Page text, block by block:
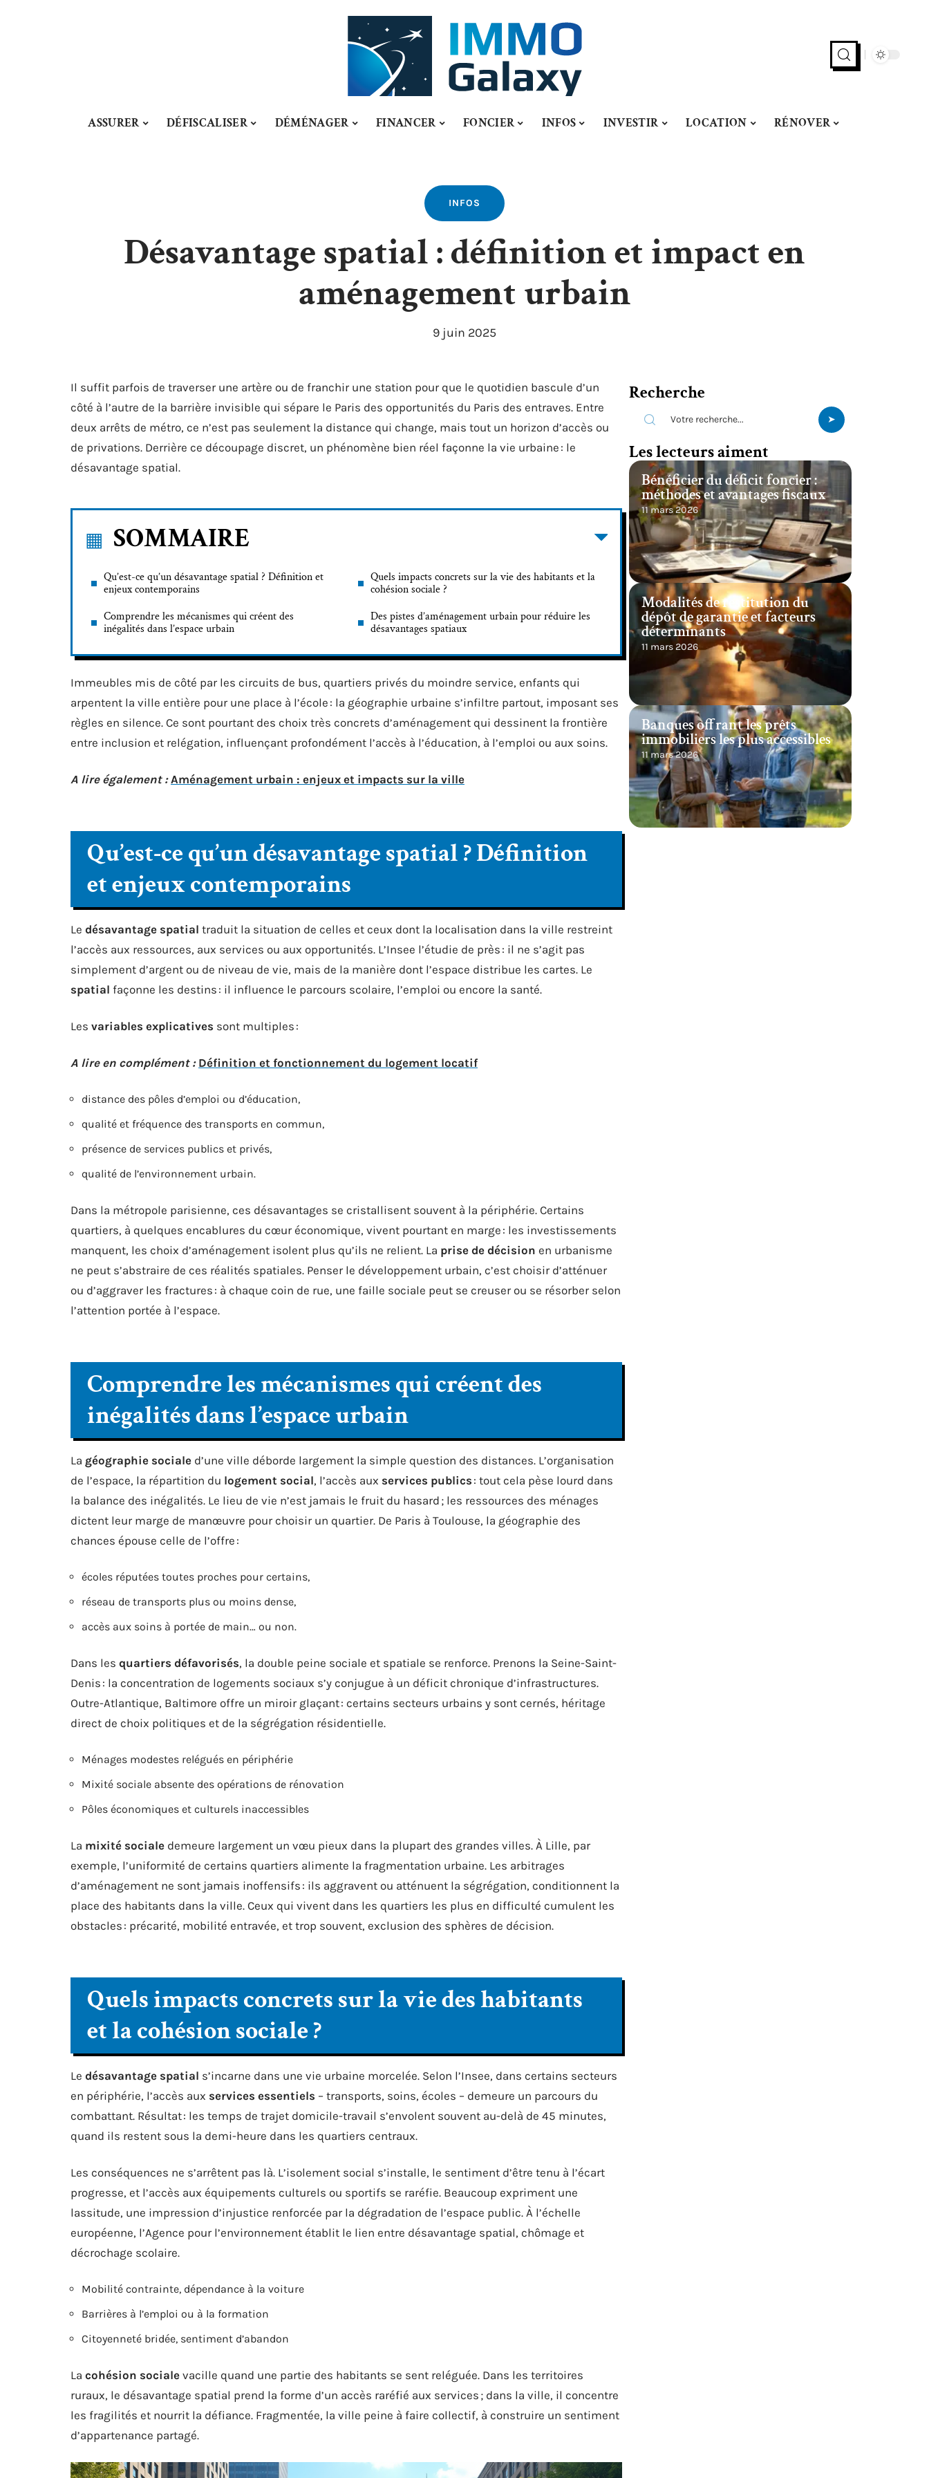
ASSURER DÉFISCALISER DÉMÉNAGER FINANCER FONCIER INFOS INVESTIR LOCATION RÉNOVER
INFOS
Désavantage spatial : définition et impact en
aménagement urbain
9 juin 2025
Il suffit parfois de traverser une artère ou de franchir une station pour que le quotidien bascule d’un
côté à l’autre de la barrière invisible qui sépare le Paris des opportunités du Paris des entraves. Entre
deux arrêts de métro, ce n’est pas seulement la distance qui change, mais tout un horizon d’accès ou
de privations. Derrière ce découpage discret, un phénomène bien réel façonne la vie urbaine : le
désavantage spatial.
SOMMAIRE
Qu’est-ce qu’un désavantage spatial ? Définition et
enjeux contemporains
Comprendre les mécanismes qui créent des
inégalités dans l’espace urbain
Quels impacts concrets sur la vie des habitants et la
cohésion sociale ?
Des pistes d’aménagement urbain pour réduire les
désavantages spatiaux
Immeubles mis de côté par les circuits de bus, quartiers privés du moindre service, enfants qui
arpentent la ville entière pour une place à l’école : la géographie urbaine s’infiltre partout, imposant ses
règles en silence. Ce sont pourtant des choix très concrets d’aménagement qui dessinent la frontière
entre inclusion et relégation, influençant profondément l’accès à l’éducation, à l’emploi ou aux soins.
A lire également : Aménagement urbain : enjeux et impacts sur la ville
Qu’est-ce qu’un désavantage spatial ? Définition
et enjeux contemporains
Le désavantage spatial traduit la situation de celles et ceux dont la localisation dans la ville restreint
l’accès aux ressources, aux services ou aux opportunités. L’Insee l’étudie de près : il ne s’agit pas
simplement d’argent ou de niveau de vie, mais de la manière dont l’espace distribue les cartes. Le
spatial façonne les destins : il influence le parcours scolaire, l’emploi ou encore la santé.
Les variables explicatives sont multiples :
A lire en complément : Définition et fonctionnement du logement locatif
distance des pôles d’emploi ou d’éducation,
qualité et fréquence des transports en commun,
présence de services publics et privés,
qualité de l’environnement urbain.
Dans la métropole parisienne, ces désavantages se cristallisent souvent à la périphérie. Certains
quartiers, à quelques encablures du cœur économique, vivent pourtant en marge : les investissements
manquent, les choix d’aménagement isolent plus qu’ils ne relient. La prise de décision en urbanisme
ne peut s’abstraire de ces réalités spatiales. Penser le développement urbain, c’est choisir d’atténuer
ou d’aggraver les fractures : à chaque coin de rue, une faille sociale peut se creuser ou se résorber selon
l’attention portée à l’espace.
Comprendre les mécanismes qui créent des
inégalités dans l’espace urbain
La géographie sociale d’une ville déborde largement la simple question des distances. L’organisation
de l’espace, la répartition du logement social, l’accès aux services publics : tout cela pèse lourd dans
la balance des inégalités. Le lieu de vie n’est jamais le fruit du hasard ; les ressources des ménages
dictent leur marge de manœuvre pour choisir un quartier. De Paris à Toulouse, la géographie des
chances épouse celle de l’offre :
écoles réputées toutes proches pour certains,
réseau de transports plus ou moins dense,
accès aux soins à portée de main… ou non.
Dans les quartiers défavorisés, la double peine sociale et spatiale se renforce. Prenons la Seine-Saint-
Denis : la concentration de logements sociaux s’y conjugue à un déficit chronique d’infrastructures.
Outre-Atlantique, Baltimore offre un miroir glaçant : certains secteurs urbains y sont cernés, héritage
direct de choix politiques et de la ségrégation résidentielle.
Ménages modestes relégués en périphérie
Mixité sociale absente des opérations de rénovation
Pôles économiques et culturels inaccessibles
La mixité sociale demeure largement un vœu pieux dans la plupart des grandes villes. À Lille, par
exemple, l’uniformité de certains quartiers alimente la fragmentation urbaine. Les arbitrages
d’aménagement ne sont jamais inoffensifs : ils aggravent ou atténuent la ségrégation, conditionnent la
place des habitants dans la ville. Ceux qui vivent dans les quartiers les plus en difficulté cumulent les
obstacles : précarité, mobilité entravée, et trop souvent, exclusion des sphères de décision.
Quels impacts concrets sur la vie des habitants
et la cohésion sociale ?
Le désavantage spatial s’incarne dans une vie urbaine morcelée. Selon l’Insee, dans certains secteurs
en périphérie, l’accès aux services essentiels – transports, soins, écoles – demeure un parcours du
combattant. Résultat : les temps de trajet domicile-travail s’envolent souvent au-delà de 45 minutes,
quand ils restent sous la demi-heure dans les quartiers centraux.
Les conséquences ne s’arrêtent pas là. L’isolement social s’installe, le sentiment d’être tenu à l’écart
progresse, et l’accès aux équipements culturels ou sportifs se raréfie. Beaucoup expriment une
lassitude, une impression d’injustice renforcée par la dégradation de l’espace public. À l’échelle
européenne, l’Agence pour l’environnement établit le lien entre désavantage spatial, chômage et
décrochage scolaire.
Mobilité contrainte, dépendance à la voiture
Barrières à l’emploi ou à la formation
Citoyenneté bridée, sentiment d’abandon
La cohésion sociale vacille quand une partie des habitants se sent reléguée. Dans les territoires
ruraux, le désavantage spatial prend la forme d’un accès raréfié aux services ; dans la ville, il concentre
les fragilités et nourrit la défiance. Fragmentée, la ville peine à faire collectif, à construire un sentiment
d’appartenance partagé.
Recherche
Les lecteurs aiment
Bénéficier du déficit foncier :
méthodes et avantages fiscaux
11 mars 2026
Modalités de restitution du
dépôt de garantie et facteurs
déterminants
11 mars 2026
Banques offrant les prêts
immobiliers les plus accessibles
11 mars 2026